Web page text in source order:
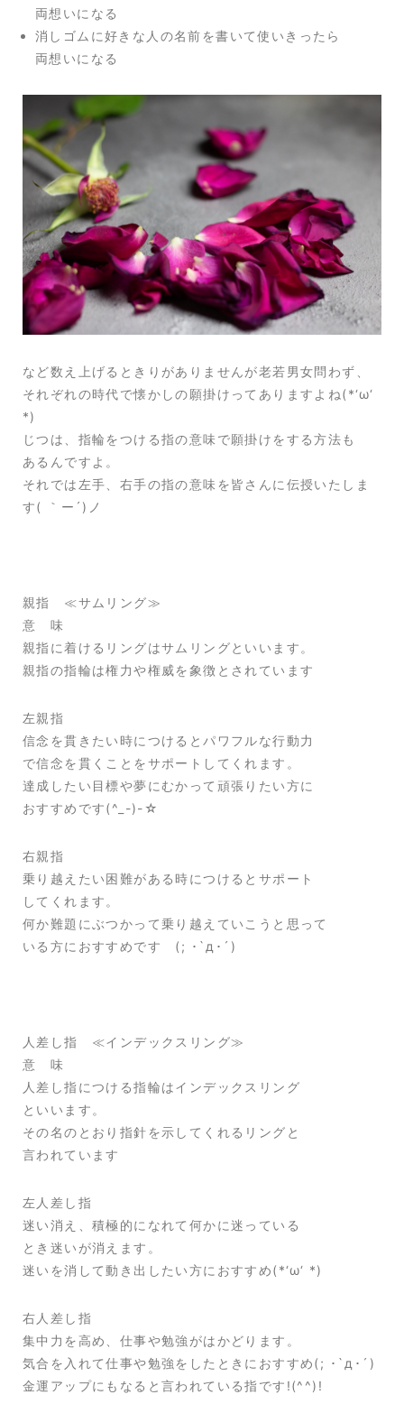
両想いになる
消しゴムに好きな人の名前を書いて使いきったら
両想いになる
など数え上げるときりがありませんが老若男女問わず、
それぞれの時代で懐かしの願掛けってありますよね(*‘ω‘
*)
じつは、指輪をつける指の意味で願掛けをする方法も
あるんですよ。
それでは左手、右手の指の意味を皆さんに伝授いたしま
す( ｀ー´)ノ
親指 ≪サムリング≫
意 味
親指に着けるリングはサムリングといいます。
親指の指輪は権力や権威を象徴とされています
左親指
信念を貫きたい時につけるとパワフルな行動力
で信念を貫くことをサポートしてくれます。
達成したい目標や夢にむかって頑張りたい方に
おすすめです(^_-)-☆
右親指
乗り越えたい困難がある時につけるとサポート
してくれます。
何か難題にぶつかって乗り越えていこうと思って
いる方におすすめです (; ･`д･´)
人差し指 ≪インデックスリング≫
意 味
人差し指につける指輪はインデックスリング
といいます。
その名のとおり指針を示してくれるリングと
言われています
左人差し指
迷い消え、積極的になれて何かに迷っている
とき迷いが消えます。
迷いを消して動き出したい方におすすめ(*‘ω‘ *)
右人差し指
集中力を高め、仕事や勉強がはかどります。
気合を入れて仕事や勉強をしたときにおすすめ(; ･`д･´)
金運アップにもなると言われている指です!(^^)!